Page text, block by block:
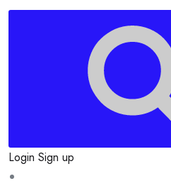
Login Sign up